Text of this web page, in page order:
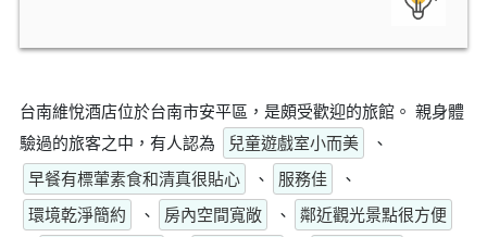
台南維悅酒店位於台南市安平區，是頗受歡迎的旅館。 親身體
驗過的旅客之中，有人認為
兒童遊戲室小而美
、
早餐有標葷素食和清真很貼心
、 服務佳
、
環境乾淨簡約
、 房內空間寬敞 、
鄰近觀光景點很方便